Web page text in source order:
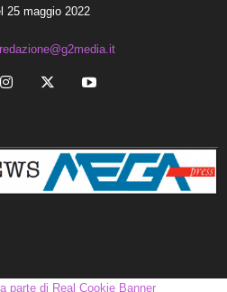
25 maggio 2022
redazione@g2media.it
parte di Real Cookie Banner